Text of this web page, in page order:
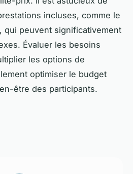
incluses, comme le
qui peuvent significativement
Évaluer les besoins
les options de
optimiser le budget
être des participants.